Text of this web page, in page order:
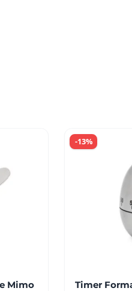
Mimo
-13%
Timer